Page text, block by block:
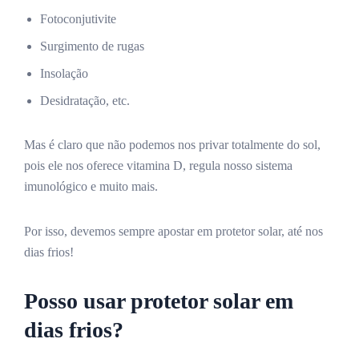
Fotoconjutivite
Surgimento de rugas
Insolação
Desidratação, etc.
Mas é claro que não podemos nos privar totalmente do sol,
pois ele nos oferece vitamina D, regula nosso sistema
imunológico e muito mais.
Por isso, devemos sempre apostar em protetor solar, até nos
dias frios!
Posso usar protetor solar em
dias frios?